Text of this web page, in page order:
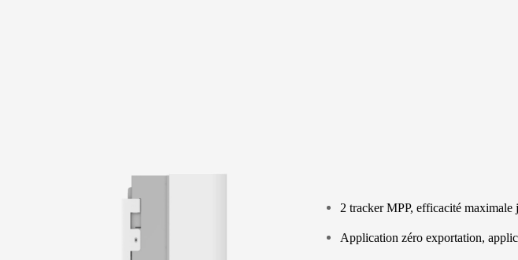
2 tracker MPP, efficacité maximale
Application zéro exportation,